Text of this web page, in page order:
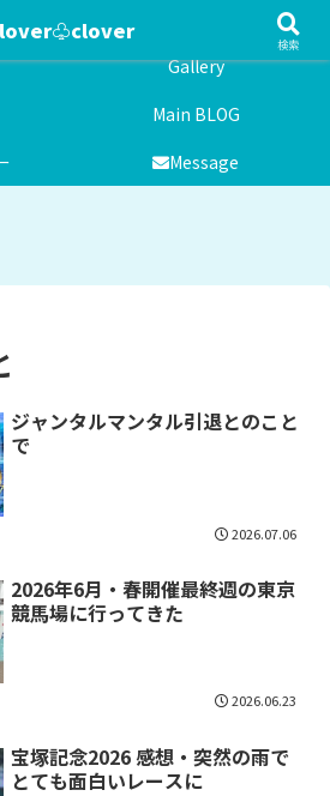
気まぐれ雑記日記
Gallery
Main BLOG
Message
ジャンタルマンタル引退とのこと
で
2026.07.06
2026年6月・春開催最終週の東京
競馬場に行ってきた
2026.06.23
宝塚記念2026 感想・突然の雨で
とても面白いレースに
検索